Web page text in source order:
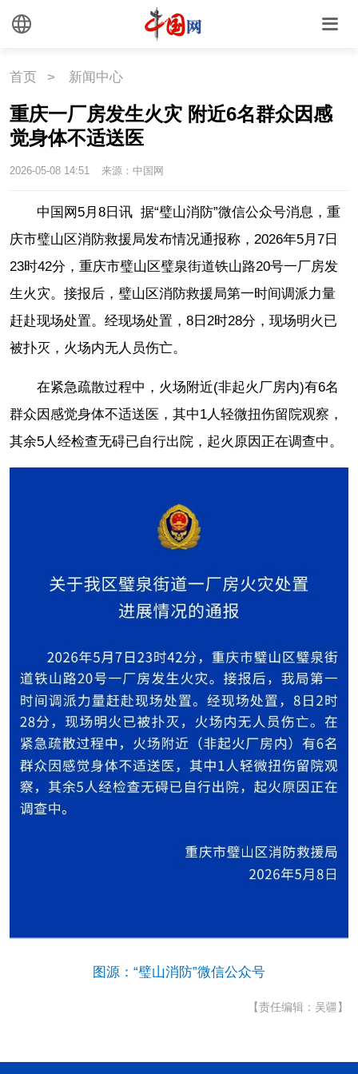
首页 > 新闻中心
重庆一厂房发生火灾 附近6名群众因感
觉身体不适送医
2026-05-08 14:51 来源：中国网
中国网5月8日讯 据“璧山消防”微信公众号消息，重
庆市璧山区消防救援局发布情况通报称，2026年5月7日
23时42分，重庆市璧山区璧泉街道铁山路20号一厂房发
生火灾。接报后，璧山区消防救援局第一时间调派力量
赶赴现场处置。经现场处置，8日2时28分，现场明火已
被扑灭，火场内无人员伤亡。
在紧急疏散过程中，火场附近(非起火厂房内)有6名
群众因感觉身体不适送医，其中1人轻微扭伤留院观察，
其余5人经检查无碍已自行出院，起火原因正在调查中。
图源：“璧山消防”微信公众号
【责任编辑：吴疆】